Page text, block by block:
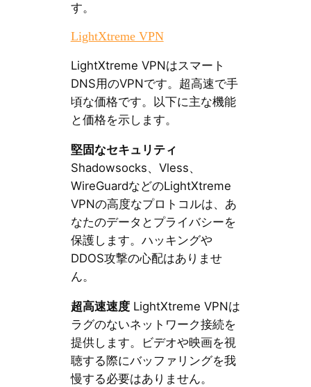
す。
LightXtreme VPN
LightXtreme VPNはスマート
DNS用のVPNです。超高速で手
頃な価格です。以下に主な機能
と価格を示します。
堅固なセキュリティ
Shadowsocks、Vless、
WireGuardなどのLightXtreme
VPNの高度なプロトコルは、あ
なたのデータとプライバシーを
保護します。ハッキングや
DDOS攻撃の心配はありませ
ん。
超高速速度LightXtreme VPNは
ラグのないネットワーク接続を
提供します。ビデオや映画を視
聴する際にバッファリングを我
慢する必要はありません。